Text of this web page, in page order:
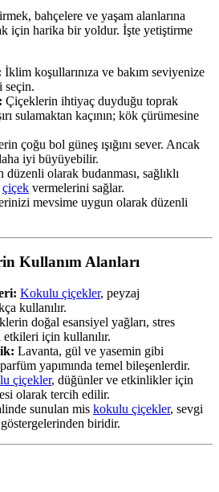
bahçelere ve yaşam alanlarına
için harika bir yoldur. İşte yetiştirme
İklim koşullarınıza ve bakım seviyenize
seçin.
Çiçeklerin ihtiyaç duyduğu toprak
sulamaktan kaçının; kök çürümesine
çoğu bol güneş ışığını sever. Ancak
iyi büyüyebilir.
düzenli olarak budanması, sağlıklı
çiçek vermelerini sağlar.
mevsime uygun olarak düzenli
Kullanım Alanları
Kokulu çiçekler, peyzaj
kullanılır.
doğal esansiyel yağları, stres
etkileri için kullanılır.
Lavanta, gül ve yasemin gibi
yapımında temel bileşenlerdir.
çiçekler, düğünler ve etkinlikler için
olarak tercih edilir.
sunulan mis kokulu çiçekler, sevgi
biridir.